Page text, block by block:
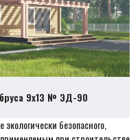
9х13 № ЭД-90
безопасного,